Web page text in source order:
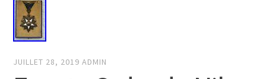
JUILLET 28, 2019 ADMIN